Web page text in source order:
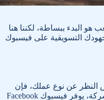
هو البدء ببساطة، لكننا هنا
التسويقية على فيسبوك
النظر عن نوع عملك، فإن